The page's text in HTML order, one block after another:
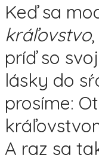
Keď sa
kráľovstvo
príď so
lásky do
prosíme:
A raz sa